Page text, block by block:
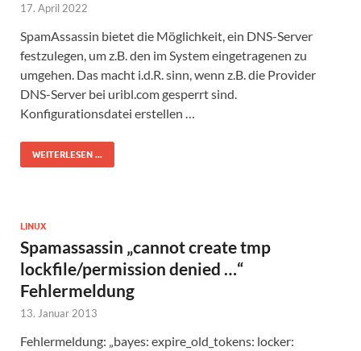
17. April 2022
SpamAssassin bietet die Möglichkeit, ein DNS-Server
festzulegen, um z.B. den im System eingetragenen zu
umgehen. Das macht i.d.R. sinn, wenn z.B. die Provider
DNS-Server bei uribl.com gesperrt sind.
Konfigurationsdatei erstellen …
WEITERLESEN ...
LINUX
Spamassassin „cannot create tmp
lockfile/permission denied …“
Fehlermeldung
13. Januar 2013
Fehlermeldung: „bayes: expire_old_tokens: locker: